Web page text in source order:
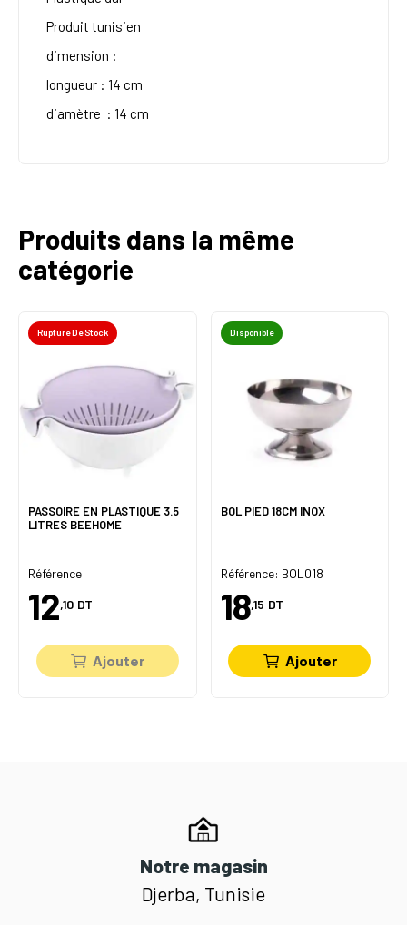
Produit tunisien
dimension :
longueur : 14 cm
diamètre : 14 cm
Produits dans la même
catégorie
Rupture De Stock
PASSOIRE EN PLASTIQUE 3.5
LITRES BEEHOME
Référence:
12,10 DT
Ajouter
Disponible
BOL PIED 18CM INOX
Référence: BOL018
18,15 DT
Ajouter
Notre magasin
Djerba, Tunisie